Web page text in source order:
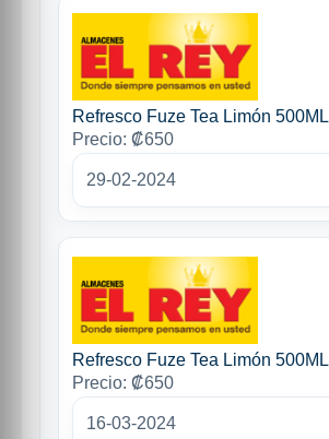
Refresco Fuze Tea Limón 500ML
Precio: ₡650
29-02-2024
Refresco Fuze Tea Limón 500ML
Precio: ₡650
16-03-2024